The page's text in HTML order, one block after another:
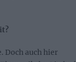
Doch auch hier